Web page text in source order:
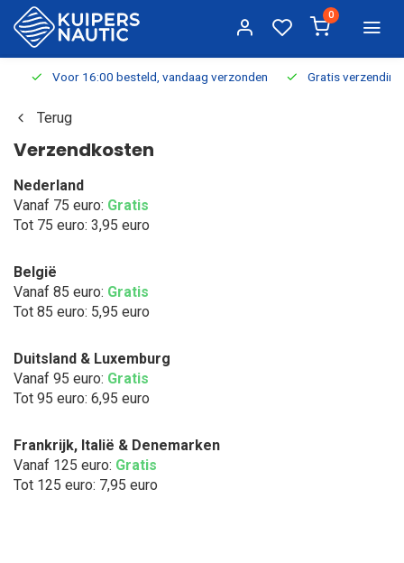
0
Voor 16:00 besteld, vandaag verzonden Gratis verzending
Terug
Verzendkosten
Nederland
Vanaf 75 euro: Gratis
Tot 75 euro: 3,95 euro
België
Vanaf 85 euro: Gratis
Tot 85 euro: 5,95 euro
Duitsland & Luxemburg
Vanaf 95 euro: Gratis
Tot 95 euro: 6,95 euro
Frankrijk, Italië & Denemarken
Vanaf 125 euro: Gratis
Tot 125 euro: 7,95 euro